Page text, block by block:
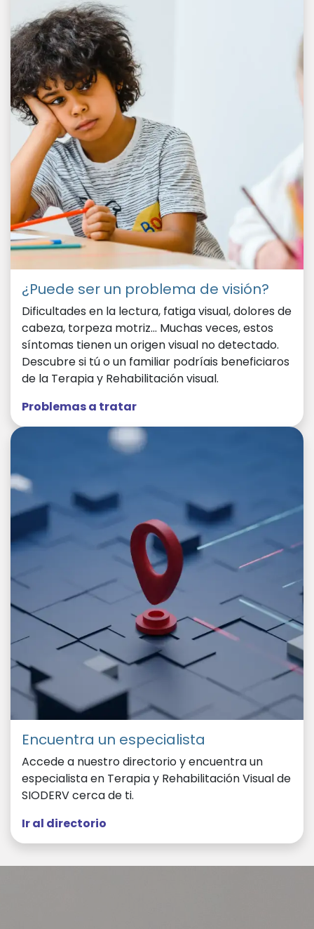
¿Puede ser un problema de visión?
Dificultades en la lectura, fatiga visual, dolores de
cabeza, torpeza motriz... Muchas veces, estos
síntomas tienen un origen visual no detectado.
Descubre si tú o un familiar podríais beneficiaros
de la Terapia y Rehabilitación visual.
Problemas a tratar
Encuentra un especialista
Accede a nuestro directorio y encuentra un
especialista en Terapia y Rehabilitación Visual de
SIODERV cerca de ti.
Ir al directorio